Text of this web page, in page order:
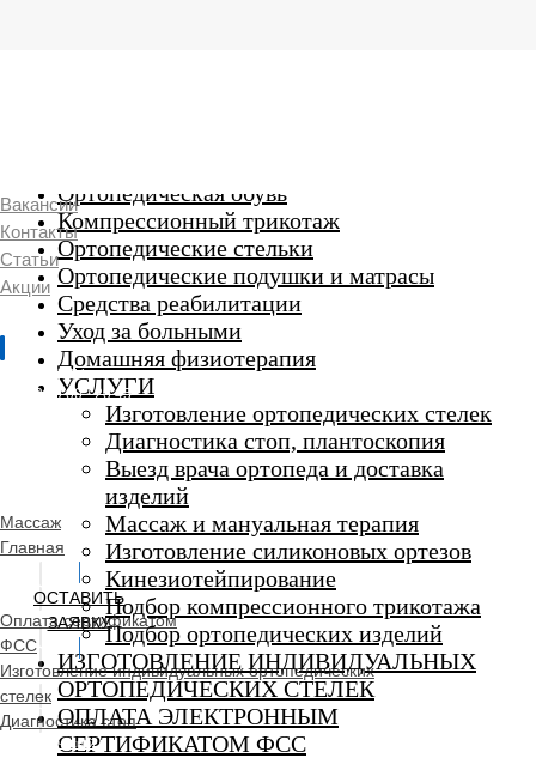
г. Люберцы
Пн-Вс 9:00 - 20:45
салон
Ортопедическая обувь
Компрессионный трикотаж
Ортопедические стельки
Ортопедические подушки и матрасы
Средства реабилитации
Уход за больными
Домашняя физиотерапия
УСЛУГИ
Изготовление ортопедических стелек
Диагностика стоп, плантоскопия
Выезд врача ортопеда и доставка
изделий
Массаж и мануальная терапия
Изготовление силиконовых ортезов
Кинезиотейпирование
Подбор компрессионного трикотажа
Подбор ортопедических изделий
ИЗГОТОВЛЕНИЕ ИНДИВИДУАЛЬНЫХ
ОРТОПЕДИЧЕСКИХ СТЕЛЕК
ОПЛАТА ЭЛЕКТРОННЫМ
СЕРТИФИКАТОМ ФСС
Вакансии
Контакты
Статьи
Акции
Массаж
Главная
ОСТАВИТЬ
ЗАЯВКУ
Оплата сертификатом
ФСС
Изготовление индивидуальных ортопедических
стелек
Диагностика стоп
Ортопедический